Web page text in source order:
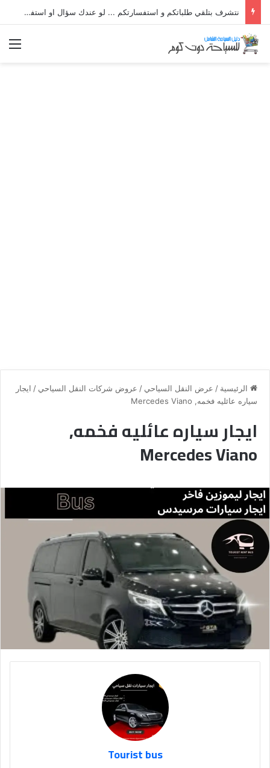
نتشرف بتلقي طلباتكم و استفسارتكم ... لو عندك سؤال او استفسار ماتدرددش فى طلب المساعدة
الرئيسية / عرض النقل السياحي / عروض شركات النقل السياحي / ايجار
سياره عائليه فخمه, Mercedes Viano
ايجار سياره عائليه فخمه,
Mercedes Viano
Tourist bus